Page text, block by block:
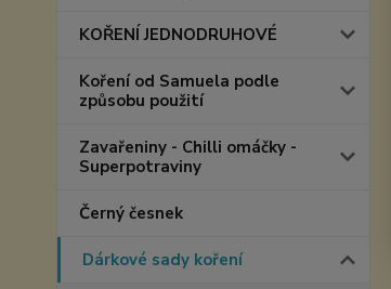
KOŘENÍ JEDNODRUHOVÉ
Koření od Samuela podle
způsobu použití
Zavařeniny - Chilli omáčky -
Superpotraviny
Černý česnek
Dárkové sady koření